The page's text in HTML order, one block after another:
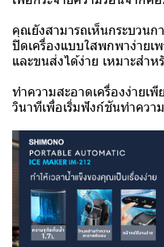
คุณยังสามารถเห็นกระบวนก
ปิดเครื่องแบบใสพกพาง่ายเ
และขนส่งได้ง่าย เหมาะสำ
ทำความสะอาดเครื่องง่ายเ
วินาทีเพื่อเริ่มฟังก์ชันทำควา